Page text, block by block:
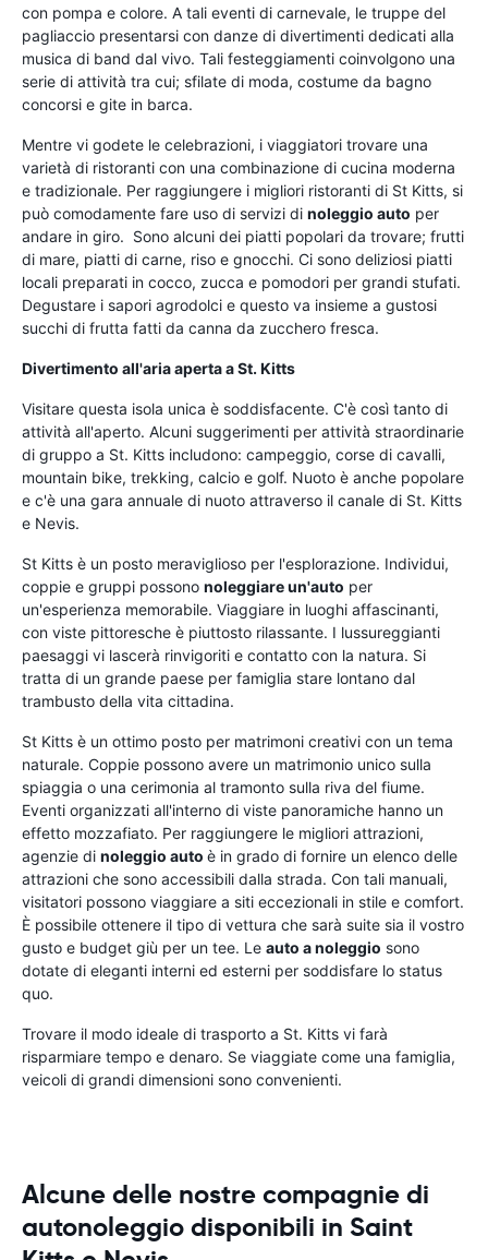
con pompa e colore. A tali eventi di carnevale, le truppe del
pagliaccio presentarsi con danze di divertimenti dedicati alla
musica di band dal vivo. Tali festeggiamenti coinvolgono una
serie di attività tra cui; sfilate di moda, costume da bagno
concorsi e gite in barca.
Mentre vi godete le celebrazioni, i viaggiatori trovare una
varietà di ristoranti con una combinazione di cucina moderna
e tradizionale. Per raggiungere i migliori ristoranti di St Kitts, si
può comodamente fare uso di servizi di noleggio auto per
andare in giro. Sono alcuni dei piatti popolari da trovare; frutti
di mare, piatti di carne, riso e gnocchi. Ci sono deliziosi piatti
locali preparati in cocco, zucca e pomodori per grandi stufati.
Degustare i sapori agrodolci e questo va insieme a gustosi
succhi di frutta fatti da canna da zucchero fresca.
Divertimento all'aria aperta a St. Kitts
Visitare questa isola unica è soddisfacente. C'è così tanto di
attività all'aperto. Alcuni suggerimenti per attività straordinarie
di gruppo a St. Kitts includono: campeggio, corse di cavalli,
mountain bike, trekking, calcio e golf. Nuoto è anche popolare
e c'è una gara annuale di nuoto attraverso il canale di St. Kitts
e Nevis.
St Kitts è un posto meraviglioso per l'esplorazione. Individui,
coppie e gruppi possono noleggiare un'auto per
un'esperienza memorabile. Viaggiare in luoghi affascinanti,
con viste pittoresche è piuttosto rilassante. I lussureggianti
paesaggi vi lascerà rinvigoriti e contatto con la natura. Si
tratta di un grande paese per famiglia stare lontano dal
trambusto della vita cittadina.
St Kitts è un ottimo posto per matrimoni creativi con un tema
naturale. Coppie possono avere un matrimonio unico sulla
spiaggia o una cerimonia al tramonto sulla riva del fiume.
Eventi organizzati all'interno di viste panoramiche hanno un
effetto mozzafiato. Per raggiungere le migliori attrazioni,
agenzie di noleggio auto è in grado di fornire un elenco delle
attrazioni che sono accessibili dalla strada. Con tali manuali,
visitatori possono viaggiare a siti eccezionali in stile e comfort.
È possibile ottenere il tipo di vettura che sarà suite sia il vostro
gusto e budget giù per un tee. Le auto a noleggio sono
dotate di eleganti interni ed esterni per soddisfare lo status
quo.
Trovare il modo ideale di trasporto a St. Kitts vi farà
risparmiare tempo e denaro. Se viaggiate come una famiglia,
veicoli di grandi dimensioni sono convenienti.
Alcune delle nostre compagnie di
autonoleggio disponibili in Saint